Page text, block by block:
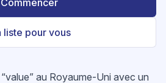
Commencer
liste pour vous
au Royaume-Uni avec un